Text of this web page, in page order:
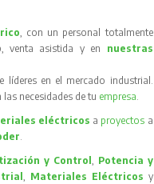
, con un personal totalmente
venta asistida y en nuestras
líderes en el mercado industrial.
necesidades de tu empresa.
eléctricos a proyectos a
.
y Control, Potencia y
, Materiales Eléctricos y